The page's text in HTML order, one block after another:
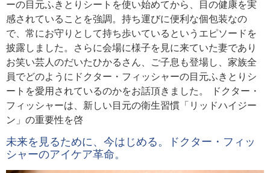
ーの目元ふきとりシートを使い始めてから、目の健康を実
感されていることを強調。持ち運びに便利な個包装なの
で、常にお守りとして持ち歩いているというエピソードを
披露しました。さらに会場に様子を見に来ていた妻であり
お笑い芸人のだいたひかるさん、ご子息も登場し、家族全
員でどのようにドクター・フィッシャーの目元ふきとりシ
ートを愛用されているのかをお話頂きました。 ドクター・
フィッシャーは、新しい目元の衛生習慣「リッドハイジー
ン」の重要性を啓
未来を見るために、今はじめる。ドクター・フィッ
シャーのアイケア革命。